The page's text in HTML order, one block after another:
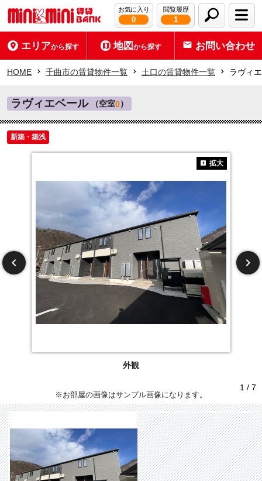
お気に入り
0
閲覧履歴
1
エリアから探す 地図から探す お問い合わせ
HOME 千曲市の賃貸物件一覧 土口の賃貸物件一覧 ラヴィ
ラヴィエベール （空室0）
新築・築浅
外観
拡大
1 / 7
※お部屋の画像はサンプル画像になります。